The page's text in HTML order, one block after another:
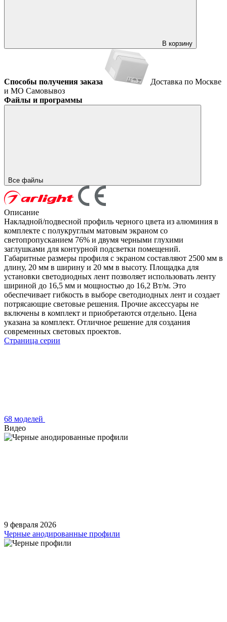
В корзину
Способы получения заказа
Доставка по Москве
и МО Самовывоз
Файлы и программы
Все файлы
Описание
Накладной/подвесной профиль черного цвета из алюминия в
комплекте с полукруглым матовым экраном со
светопропусканием 76% и двумя черными глухими
заглушками для контурной подсветки помещений.
Габаритные размеры профиля с экраном составляют 2500 мм в
длину, 20 мм в ширину и 20 мм в высоту. Площадка для
установки светодиодных лент позволяет использовать ленту
шириной до 16,5 мм и мощностью до 16,2 Вт/м. Это
обеспечивает гибкость в выборе светодиодных лент и создает
потрясающие световые решения. Прочие аксессуары не
включены в комплект и приобретаются отдельно. Цена
указана за комплект. Отличное решение для создания
современных световых проектов.
Страница серии
68 моделей
Видео
9 февраля 2026
Черные анодированные профили